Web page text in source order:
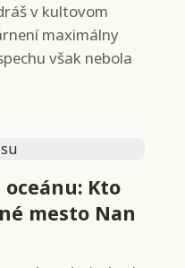
v kultovom
maximálny
však nebola
Kto
mesto Nan